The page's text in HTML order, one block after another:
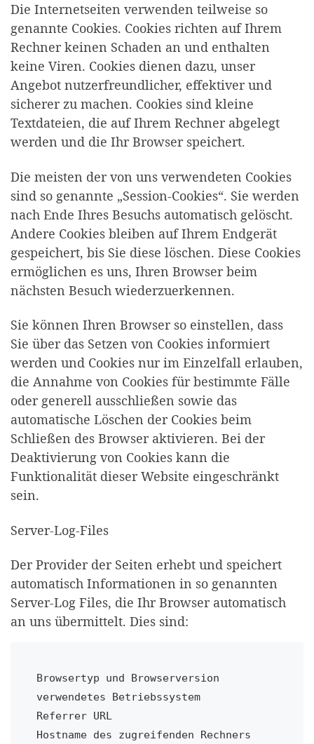
Die Internetseiten verwenden teilweise so
genannte Cookies. Cookies richten auf Ihrem
Rechner keinen Schaden an und enthalten
keine Viren. Cookies dienen dazu, unser
Angebot nutzerfreundlicher, effektiver und
sicherer zu machen. Cookies sind kleine
Textdateien, die auf Ihrem Rechner abgelegt
werden und die Ihr Browser speichert.
Die meisten der von uns verwendeten Cookies
sind so genannte „Session-Cookies“. Sie werden
nach Ende Ihres Besuchs automatisch gelöscht.
Andere Cookies bleiben auf Ihrem Endgerät
gespeichert, bis Sie diese löschen. Diese Cookies
ermöglichen es uns, Ihren Browser beim
nächsten Besuch wiederzuerkennen.
Sie können Ihren Browser so einstellen, dass
Sie über das Setzen von Cookies informiert
werden und Cookies nur im Einzelfall erlauben,
die Annahme von Cookies für bestimmte Fälle
oder generell ausschließen sowie das
automatische Löschen der Cookies beim
Schließen des Browser aktivieren. Bei der
Deaktivierung von Cookies kann die
Funktionalität dieser Website eingeschränkt
sein.
Server-Log-Files
Der Provider der Seiten erhebt und speichert
automatisch Informationen in so genannten
Server-Log Files, die Ihr Browser automatisch
an uns übermittelt. Dies sind:
Browsertyp und Browserversion
verwendetes Betriebssystem
Referrer URL
Hostname des zugreifenden Rechners